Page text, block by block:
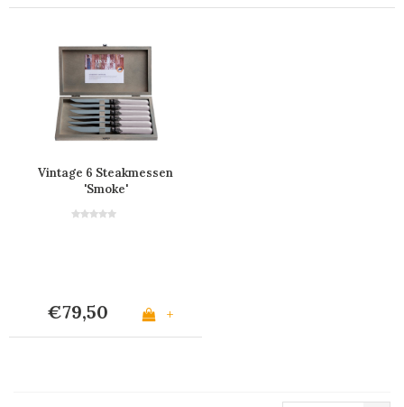
Vintage 6 Steakmessen
'Smoke'
€79,50 +